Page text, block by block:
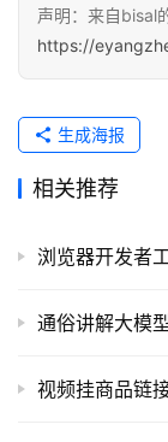
声明：来自bisal
https://
生成海报
相关推荐
浏览器开发者
通俗讲解大模
视频挂商品链